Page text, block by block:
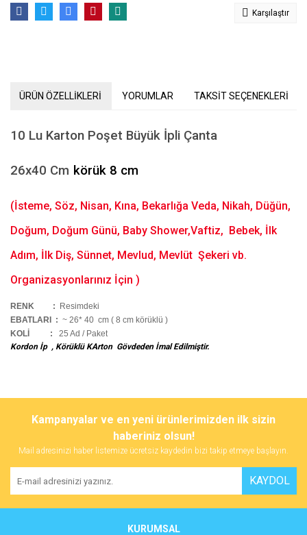
Karşılaştır
ÜRÜN ÖZELLİKLERİ YORUMLAR TAKSİT SEÇENEKLERİ
10 Lu Karton Poşet Büyük İpli Çanta
26x40 Cm körük 8 cm
(İsteme, Söz, Nisan, Kına, Bekarlığa Veda, Nikah, Düğün,
Doğum, Doğum Günü, Baby Shower,Vaftiz, Bebek, İlk
Adım, İlk Diş, Sünnet, Mevlud, Mevlüt Şekeri vb.
Organizasyonlarınız İçin )
RENK :
Resimdeki
EBATLARI : ~ 26* 40 cm ( 8 cm körüklü )
KOLİ
: 25 Ad / Paket
Kordon İp , Körüklü KArton Gövdeden İmal Edilmiştir.
Bu ürüne ilk yorumu siz yapın!
Yorum Yaz
tarafımıza iletebilirsiniz.
Görüş ve önerileriniz için teşekkür ederiz.
Ürün resmi kalitesiz, bozuk veya görüntülenemiyor.
Ürün açıklamasında eksik bilgiler bulunuyor.
Ürün fiyatı diğer sitelerden daha pahalı.
Kampanyalar ve en yeni ürünlerimizden ilk sizin
haberiniz olsun!
Mail adresinizi haber listemize ücretsiz kaydedin bizi takip etmeye başlayın.
KAYDOL
KURUMSAL